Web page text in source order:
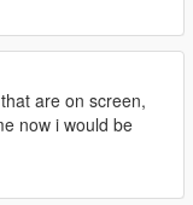
are on screen,
now i would be